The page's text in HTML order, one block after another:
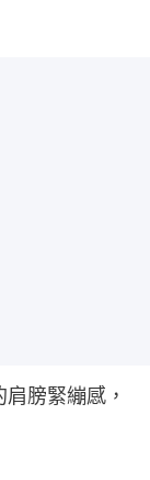
膀緊繃感，